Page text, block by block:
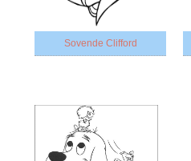
Sovende Clifford